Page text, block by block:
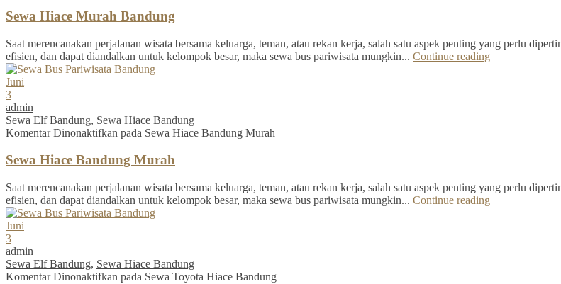
Sewa Hiace Murah Bandung
Saat merencanakan perjalanan wisata bersama keluarga, teman, atau rekan kerja, salah satu aspek penting yang perlu
efisien, dan dapat diandalkan untuk kelompok besar, maka sewa bus pariwisata mungkin... Continue reading
Juni
3
admin
Sewa Elf Bandung, Sewa Hiace Bandung
Komentar Dinonaktifkan pada Sewa Hiace Bandung Murah
Sewa Hiace Bandung Murah
Saat merencanakan perjalanan wisata bersama keluarga, teman, atau rekan kerja, salah satu aspek penting yang perlu
efisien, dan dapat diandalkan untuk kelompok besar, maka sewa bus pariwisata mungkin... Continue reading
Juni
3
admin
Sewa Elf Bandung, Sewa Hiace Bandung
Komentar Dinonaktifkan pada Sewa Toyota Hiace Bandung